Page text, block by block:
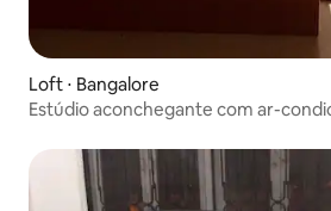
Loft ⋅ Bangalore
Estúdio aconchegante com ar-